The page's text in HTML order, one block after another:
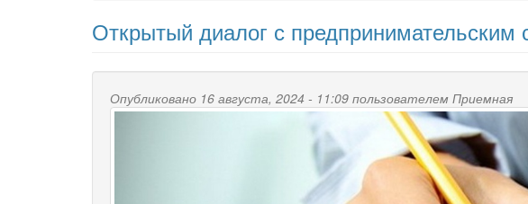
Открытый диалог с предпринимательским
Опубликовано 16 августа, 2024 - 11:09 пользователем Приемная